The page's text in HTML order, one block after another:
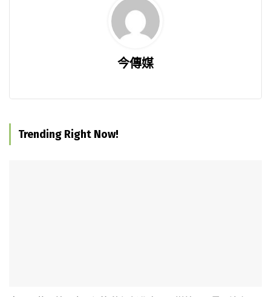
今傳媒
Trending Right Now!